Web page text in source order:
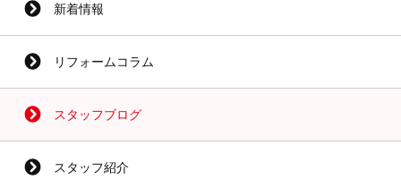
新着情報
リフォームコラム
スタッフブログ
スタッフ紹介